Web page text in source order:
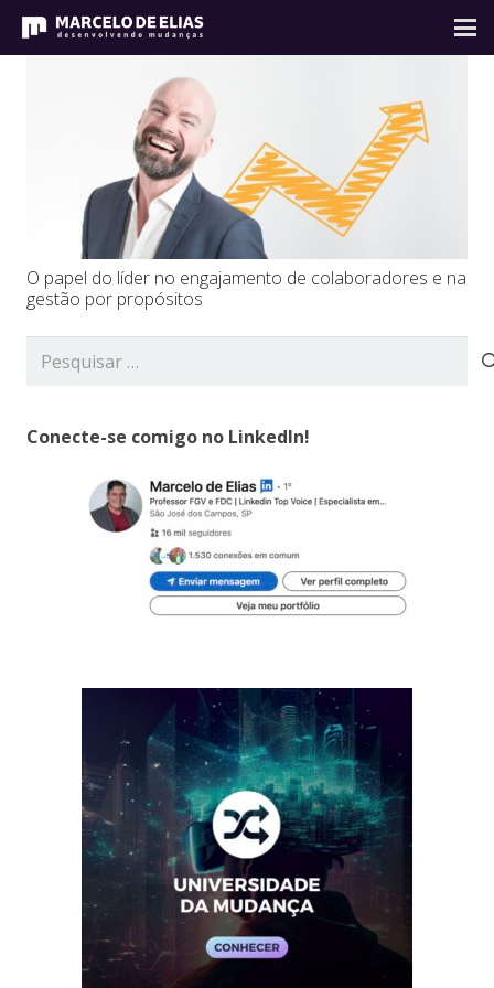
O papel do líder no engajamento de colaboradores e na
gestão por propósitos
Pesquisar
Conecte-se comigo no LinkedIn!